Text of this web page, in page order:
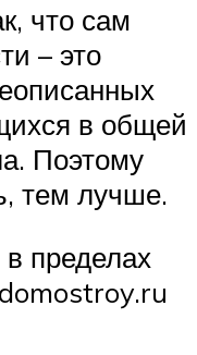
что сам
– это
в общей
Поэтому
тем лучше.
пределах